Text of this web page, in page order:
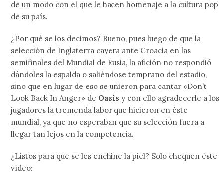
de un modo con el que le hacen homenaje a la cultura pop
de su país.
¿Por qué se los decimos? Bueno, pues luego de que la
selección de Inglaterra cayera ante Croacia en las
semifinales del Mundial de Rusia, la afición no respondió
dándoles la espalda o saliéndose temprano del estadio,
sino que en lugar de eso se unieron para cantar «Don’t
Look Back In Anger» de Oasis y con ello agradecerle a los
jugadores la tremenda labor que hicieron en éste
mundial, ya que no esperaban que su selección fuera a
llegar tan lejos en la competencia.
¿Listos para que se les enchine la piel? Solo chequen éste
vídeo: